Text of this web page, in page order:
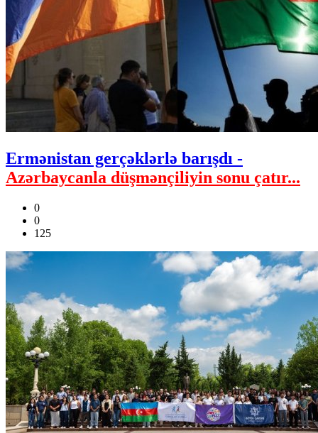
Ermənistan gerçəklərlə barışdı -
Azərbaycanla düşmənçiliyin sonu çatır...
0
0
125